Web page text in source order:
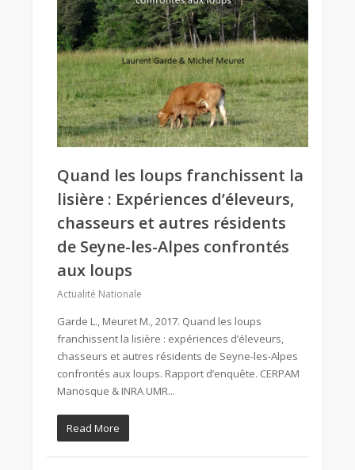
Quand les loups franchissent la
lisière : Expériences d’éleveurs,
chasseurs et autres résidents
de Seyne-les-Alpes confrontés
aux loups
Actualité Nationale
Garde L., Meuret M., 2017. Quand les loups
franchissent la lisière : expériences d’éleveurs,
chasseurs et autres résidents de Seyne-les-Alpes
confrontés aux loups. Rapport d’enquête. CERPAM
Manosque & INRA UMR...
Read More